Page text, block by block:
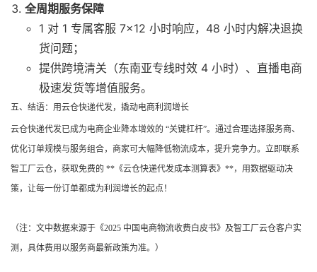
全周期服务保障
1 对 1 专属客服 7×12 小时响应，48 小时内解决退换
货问题；
提供跨境清关（东南亚专线时效 4 小时）、直播电商
极速发货等增值服务。
五、结语：用云仓快递代发，撬动电商利润增长
云仓快递代发已成为电商企业降本增效的 “关键杠杆”。通过合理选择服务商、
优化订单规模与服务组合，商家可大幅降低物流成本，提升竞争力。立即联系
智工厂云仓，获取免费的 **《云仓快递代发成本测算表》**，用数据驱动决
策，让每一份订单都成为利润增长的起点！
（注：文中数据来源于《2025 中国电商物流收费白皮书》及智工厂云仓客户实
测，具体费用以服务商最新政策为准。）